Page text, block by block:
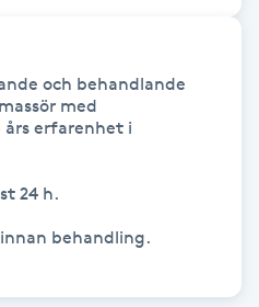
och behandlande
med
års erfarenhet i
24 h.
behandling.